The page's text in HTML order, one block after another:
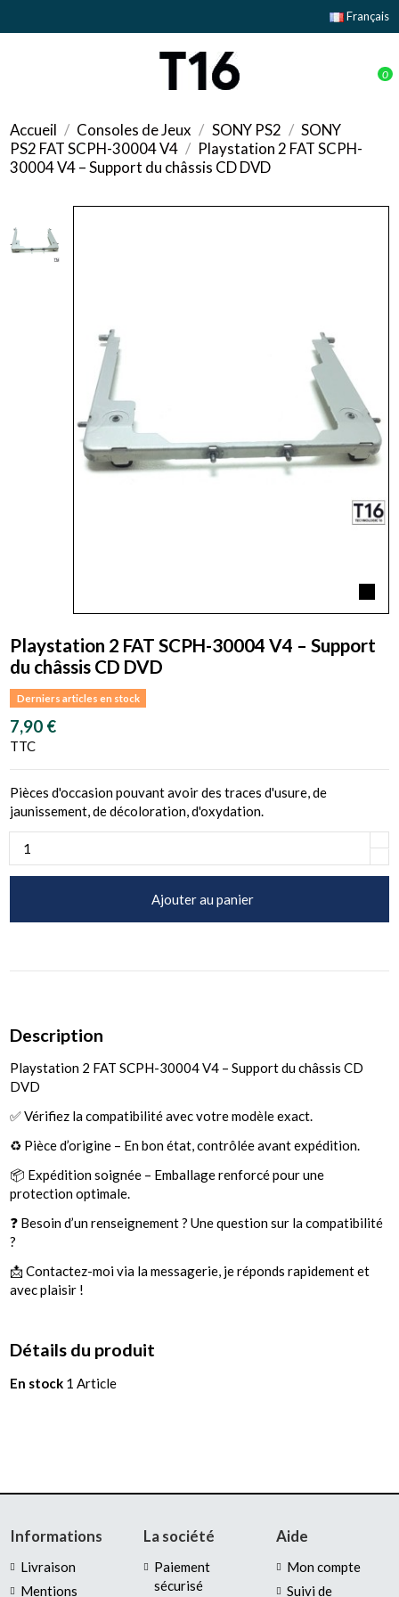
Français
0
Accueil Consoles de Jeux SONY PS2
SONY
PS2 FAT SCPH-30004 V4
Playstation 2 FAT SCPH-
30004 V4 – Support du châssis CD DVD
Playstation 2 FAT SCPH-30004 V4 – Support
du châssis CD DVD
Derniers articles en stock
7,90 €
TTC
Pièces d'occasion pouvant avoir des traces d'usure, de
jaunissement, de décoloration, d'oxydation.
Ajouter au panier
Description
Playstation 2 FAT SCPH-30004 V4 – Support du châssis CD
DVD
✅ Vérifiez la compatibilité avec votre modèle exact.
♻️ Pièce d’origine – En bon état, contrôlée avant expédition.
📦 Expédition soignée – Emballage renforcé pour une
protection optimale.
❓ Besoin d’un renseignement ? Une question sur la compatibilité
?
📩 Contactez-moi via la messagerie, je réponds rapidement et
avec plaisir !
Détails du produit
En stock 1 Article
Informations
Livraison
Mentions
La société
Paiement
sécurisé
Aide
Mon compte
Suivi de